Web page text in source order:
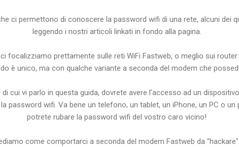
ci permettono di conoscere la password wifi di una rete, alcuni dei
leggendo i nostri articoli linkati in fondo alla pagina.
focalizziamo prettamente sulle reti WiFi Fastweb, o meglio sui
è unico, ma con qualche variante a seconda del modem che
cui vi parlo in questa guida, dovrete avere l'accesso ad un
password wifi. Va bene un telefono, un tablet, un iPhone, un PC o
potrete rubare la password wifi del vostro caro vicino!
come comportarci a seconda del modem Fastweb da "hackare".